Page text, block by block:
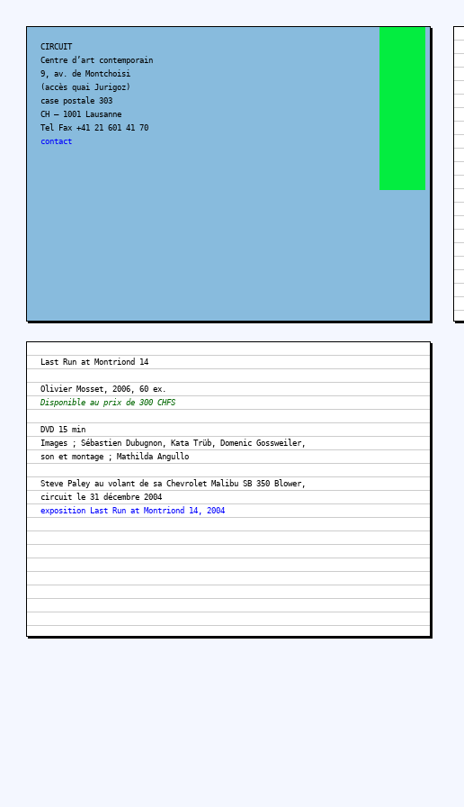
CIRCUIT
Centre d’art contemporain
9, av. de Montchoisi
(accès quai Jurigoz)
case postale 303
CH – 1001 Lausanne
Tel Fax +41 21 601 41 70
contact
Last Run at Montriond 14
Olivier Mosset, 2006, 60 ex.
Disponible au prix de 300 CHFS
DVD 15 min
Images ; Sébastien Dubugnon, Kata Trüb, Domenic Gossweiler,
son et montage ; Mathilda Angullo
Steve Paley au volant de sa Chevrolet Malibu SB 350 Blower,
circuit le 31 décembre 2004
exposition Last Run at Montriond 14, 2004